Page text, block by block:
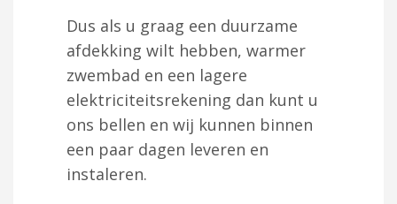
Dus als u graag een duurzame
afdekking wilt hebben, warmer
zwembad en een lagere
elektriciteitsrekening dan kunt u
ons bellen en wij kunnen binnen
een paar dagen leveren en
instaleren.